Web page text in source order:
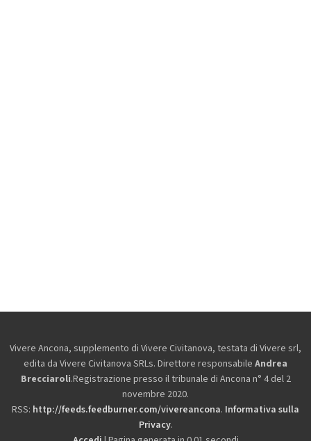
Vivere Ancona, supplemento di Vivere Civitanova, testata di Vivere srl,
edita da Vivere Civitanova SRLs. Direttore responsabile Andrea
Brecciaroli.Registrazione presso il tribunale di Ancona n° 4 del 2
novembre 2020.
RSS: http://feeds.feedburner.com/vivereancona. Informativa sulla
Privacy.